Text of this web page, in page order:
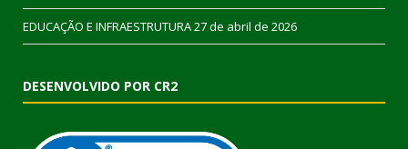
EDUCAÇÃO E INFRAESTRUTURA27 de abril de 2026
DESENVOLVIDO POR CR2